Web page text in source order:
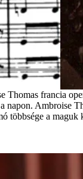
Thomas francia
napon. Ambroise
többsége a maguk